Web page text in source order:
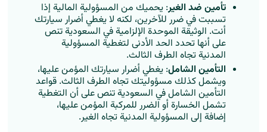
تأمين ضد الغير: يحميك من المسؤولية المالية إذا
تسببت في ضرر للآخرين، لكنه لا يغطي أضرار سيارتك
أنت. الوثيقة الموحدة الإلزامية في السعودية تنص
على أنها تحدد الحد الأدنى لتغطية المسؤولية
المدنية تجاه الطرف الثالث.
التأمين الشامل: يغطي أضرار سيارتك المؤمن عليها،
ويشمل كذلك مسؤوليتك تجاه الطرف الثالث. قواعد
التأمين الشامل في السعودية تنص على أن التغطية
تشمل الخسارة أو الضرر للمركبة المؤمن عليها،
إضافة إلى المسؤولية المدنية تجاه الغير.